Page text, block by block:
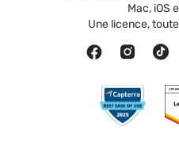
Mac, iOS
Une licence,